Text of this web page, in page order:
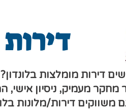
דירות מומלצות
מחקר מעמיק, ניסיון אישי,
משווקים דירות/מלונות